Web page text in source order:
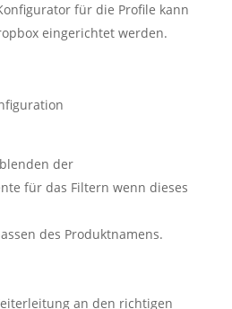
für die Profile kann
eingerichtet werden.
der
für das Filtern wenn dieses
des Produktnamens.
an den richtigen